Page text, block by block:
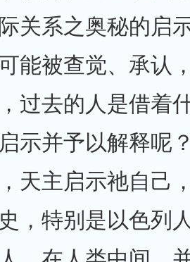
关系之奥秘的启
能被查觉、承认
过去的人是借着
示并予以解释呢
天主启示祂自己
，特别是以色列